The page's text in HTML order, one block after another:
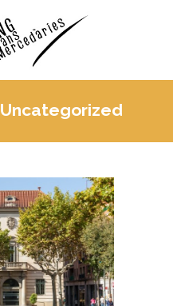
Uncategorized